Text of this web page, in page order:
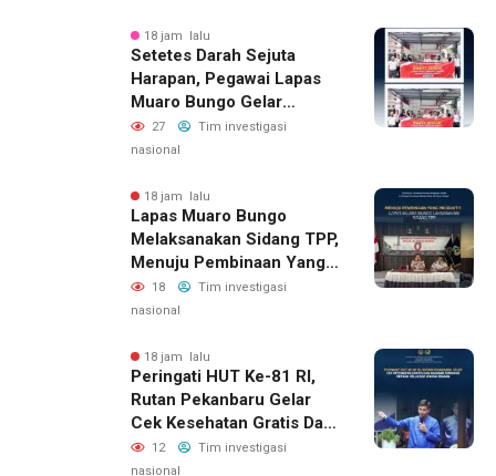
18 jam lalu
Setetes Darah Sejuta
Harapan, Pegawai Lapas
Muaro Bungo Gelar
Kegiatan Bakti Sosial
Donor Darah Dalam
Republik Indonesia Ke-81
27
Tim investigasi
nasional
18 jam lalu
Lapas Muaro Bungo
Melaksanakan Sidang TPP,
Menuju Pembinaan Yang
Produktif
18
Tim investigasi
nasional
18 jam lalu
Peringati HUT Ke-81 RI,
Rutan Pekanbaru Gelar
Cek Kesehatan Gratis Dan
Bagikan Sembako Kepada
Keluarga Warga Binaan
12
Tim investigasi
nasional